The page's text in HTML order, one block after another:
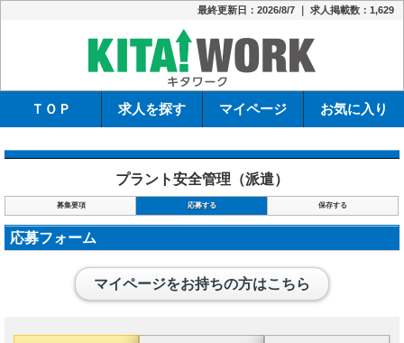
最終更新日：2026/8/7 ｜ 求人掲載数：1,629
ＴＯＰ 求人を探す マイページ お気に入り
プラント安全管理（派遣）
募集要項 応募する 保存する
応募フォーム
マイページをお持ちの方はこちら